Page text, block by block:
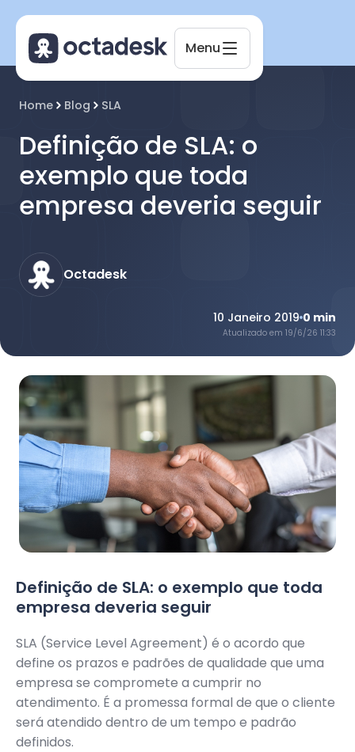
Menu
Home Blog SLA
Definição de SLA: o
exemplo que toda
empresa deveria seguir
Octadesk
10 Janeiro 2019 0 min
Atualizado em 19/6/26 11:33
Definição de SLA: o exemplo que toda
empresa deveria seguir
SLA (Service Level Agreement) é o acordo que
define os prazos e padrões de qualidade que uma
empresa se compromete a cumprir no
atendimento. É a promessa formal de que o cliente
será atendido dentro de um tempo e padrão
definidos.
Octadesk
Online agora